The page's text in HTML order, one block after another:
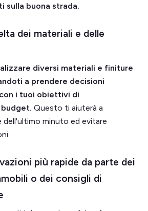
sulla buona strada.
dei materiali e delle
diversi materiali e finiture
a prendere decisioni
i tuoi obiettivi di
Questo ti aiuterà a
dell'ultimo minuto ed evitare
più rapide da parte dei
o dei consigli di